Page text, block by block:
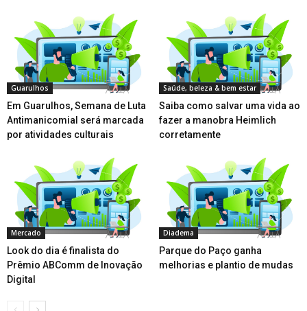
Guarulhos
Em Guarulhos, Semana de Luta
Antimanicomial será marcada
por atividades culturais
Saúde, beleza & bem estar
Saiba como salvar uma vida ao
fazer a manobra Heimlich
corretamente
Mercado
Look do dia é finalista do
Prêmio ABComm de Inovação
Digital
Diadema
Parque do Paço ganha
melhorias e plantio de mudas